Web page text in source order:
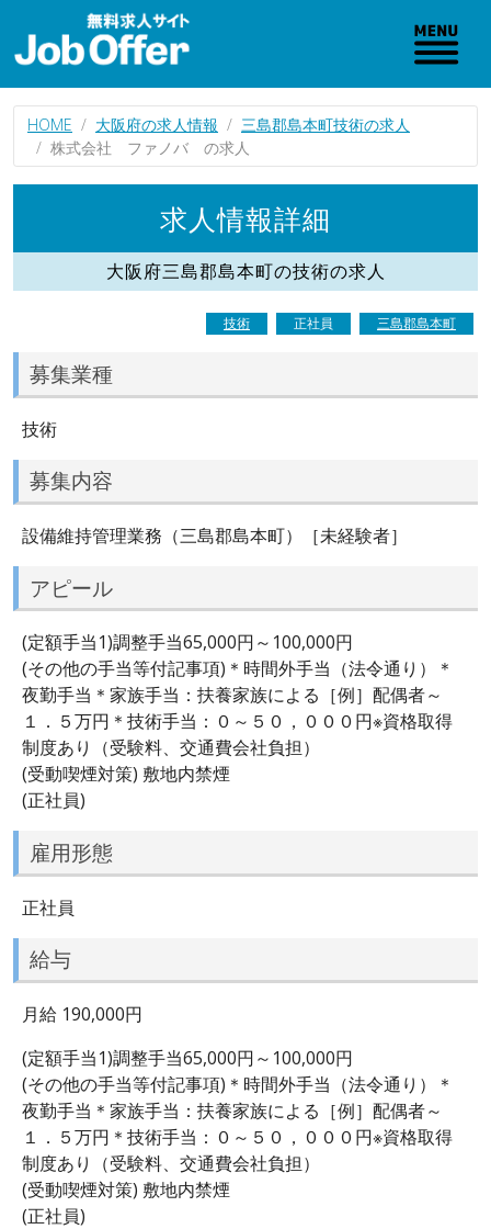
HOME 大阪府の求人情報
三島郡島本町技術の求人
株式会社 ファノバ の求人
求人情報詳細
大阪府三島郡島本町の技術の求人
技術 正社員 三島郡島本町
募集業種
技術
募集内容
設備維持管理業務（三島郡島本町）［未経験者］
アピール
(定額手当1)調整手当65,000円～100,000円
(その他の手当等付記事項)＊時間外手当（法令通り）＊
夜勤手当＊家族手当：扶養家族による［例］配偶者～
１．５万円＊技術手当：０～５０，０００円※資格取得
制度あり（受験料、交通費会社負担）
(受動喫煙対策) 敷地内禁煙
(正社員)
雇用形態
正社員
給与
月給 190,000円
(定額手当1)調整手当65,000円～100,000円
(その他の手当等付記事項)＊時間外手当（法令通り）＊
夜勤手当＊家族手当：扶養家族による［例］配偶者～
１．５万円＊技術手当：０～５０，０００円※資格取得
制度あり（受験料、交通費会社負担）
(受動喫煙対策) 敷地内禁煙
(正社員)